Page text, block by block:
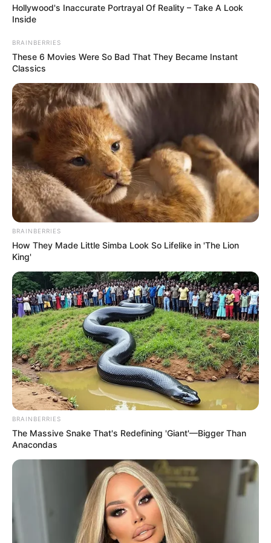
qu’ilscrèvent l’abcès.
Barbara choquée par le mot spontané de Yaël pour Louis
Louis propose à Yaël une balade à vélo, et là il
dit « oui papa » :
est choqué.
de sa mère. Noémie dit à Vadim que Patrick a
vraiment de l’affection pour lui et qu’il fait tout
pour lui montrer. Noémie trouve que c’est
dommage qu’il ne soit pas ouvert.
Patrick dit à Babeth qu’il ne s’imagine pas
laisser Vadim seul à l’enterrement. Babeth
pense qu’il ne doit pas forcer les choses, il va se
braquer. Et là,Patrick reçoit un SMS de Vadim
qui accepte qu’il vienne à l’enterrement.
Hollywood's Inaccurate Portrayal Of Reality – Take A Look
Inside
BRAINBERRIES
These 6 Movies Were So Bad That They Became Instant
Classics
BRAINBERRIES
How They Made Little Simba Look So Lifelike in 'The Lion
King'
BRAINBERRIES
The Massive Snake That's Redefining 'Giant'—Bigger Than
Anacondas